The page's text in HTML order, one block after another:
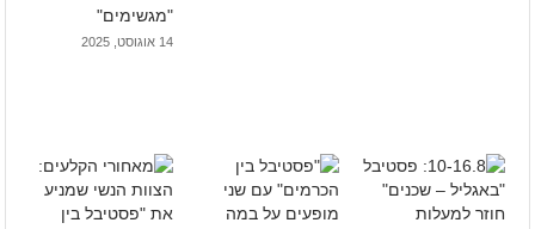
"מגשימים"
14 אוגוסט, 2025